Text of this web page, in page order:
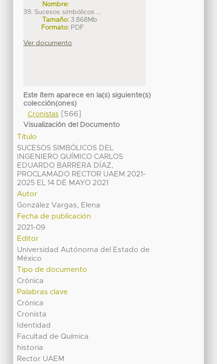
Nombre:
39. Sucesos simbólicos ...
Tamaño: 3.868Mb
Formato: PDF
Ver documento
Este ítem aparece en la(s) siguiente(s)
colección(ones)
Cronistas[566]
Visualización del Documento
Título
SUCESOS SIMBÓLICOS DEL
INGENIERO QUÍMICO CARLOS
EDUARDO BARRERA DÍAZ,
PROCLAMADO RECTOR UAEM 2021-
2025 EL 14 DE MAYO 2021
Autor
González Vargas, Elena
Fecha de publicación
2021-09
Editor
Universidad Autónoma del Estado de
México
Tipo de documento
Crónica
Palabras clave
Crónica
Cronista
Identidad
Facultad de Química
historia
Rector UAEM